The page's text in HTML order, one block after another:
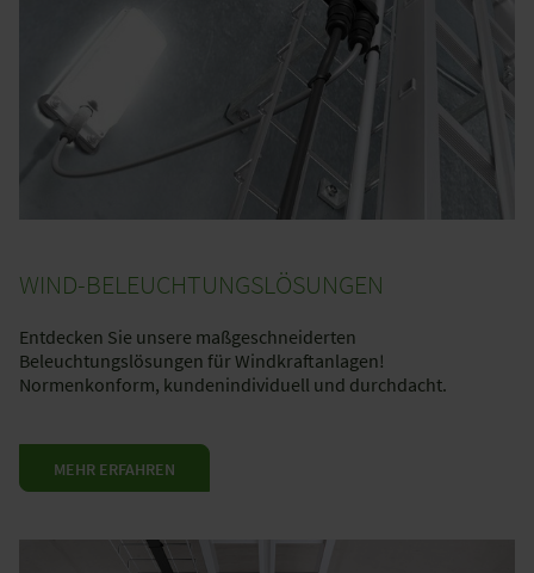
WIND-BELEUCHTUNGSLÖSUNGEN
Entdecken Sie unsere maßgeschneiderten
Beleuchtungslösungen für Windkraftanlagen!
Normenkonform, kundenindividuell und durchdacht.
MEHR ERFAHREN